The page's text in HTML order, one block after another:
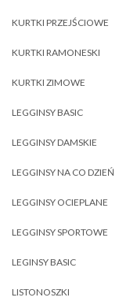
KURTKI PRZEJŚCIOWE
KURTKI RAMONESKI
KURTKI ZIMOWE
LEGGINSY BASIC
LEGGINSY DAMSKIE
LEGGINSY NA CO DZIEŃ
LEGGINSY OCIEPLANE
LEGGINSY SPORTOWE
LEGINSY BASIC
LISTONOSZKI